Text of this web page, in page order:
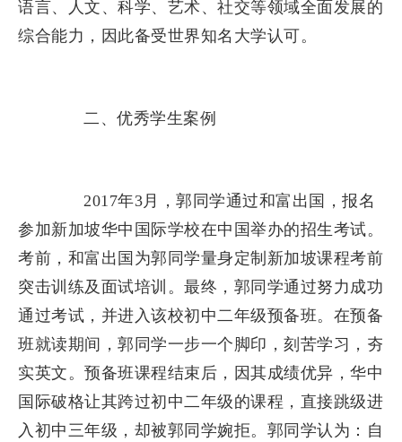
语言、人文、科学、艺术、社交等领域全面发展的
综合能力，因此备受世界知名大学认可。
二、优秀学生案例
2017年3月，郭同学通过和富出国，报名
参加新加坡华中国际学校在中国举办的招生考试。
考前，和富出国为郭同学量身定制新加坡课程考前
突击训练及面试培训。最终，郭同学通过努力成功
通过考试，并进入该校初中二年级预备班。在预备
班就读期间，郭同学一步一个脚印，刻苦学习，夯
实英文。预备班课程结束后，因其成绩优异，华中
国际破格让其跨过初中二年级的课程，直接跳级进
入初中三年级，却被郭同学婉拒。郭同学认为：自